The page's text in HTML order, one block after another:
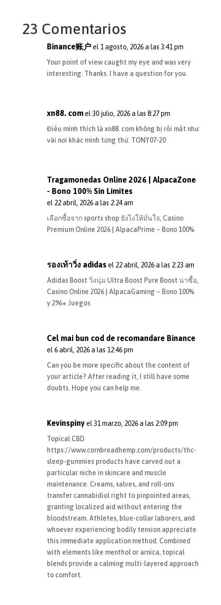
23 Comentarios
Binance账户 el 1 agosto, 2026 a las 3:41 pm
Your point of view caught my eye and was very
interesting. Thanks. I have a question for you.
xn88. com el 30 julio, 2026 a las 8:27 pm
Điều mình thích là xn88. com không bị rối mắt như
vài nơi khác mình từng thử. TONY07-20
Tragamonedas Online 2026 | AlpacaZone
- Bono 100% Sin Límites
el 22 abril, 2026 a las 2:24 am
เลือกซื้อจาก sports shop ยังไงให้มั่นใจ, Casino
Premium Online 2026 | AlpacaPrime – Bono 100%
รองเท้าวิ่ง adidas el 22 abril, 2026 a las 2:23 am
Adidas Boost วิ่งนุ่ม Ultra Boost Pure Boost น่าซื้อ,
Casino Online 2026 | AlpacaGaming – Bono 100%
y 296+ Juegos
Cel mai bun cod de recomandare Binance
el 6 abril, 2026 a las 12:46 pm
Can you be more specific about the content of
your article? After reading it, I still have some
doubts. Hope you can help me.
Kevinspiny el 31 marzo, 2026 a las 2:09 pm
Topical CBD
https://www.cornbreadhemp.com/products/thc-
sleep-gummiesproducts have carved out a
particular niche in skincare and muscle
maintenance. Creams, salves, and roll-ons
transfer cannabidiol right to pinpointed areas,
granting localized aid without entering the
bloodstream. Athletes, blue-collar laborers, and
whoever experiencing bodily tension appreciate
this immediate application method. Combined
with elements like menthol or arnica, topical
blends provide a calming multi-layered approach
to comfort.